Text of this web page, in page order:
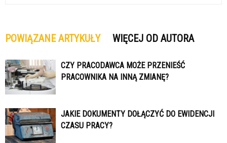
POWIĄZANE ARTYKUŁY WIĘCEJ OD AUTORA
CZY PRACODAWCA MOŻE PRZENIEŚĆ
PRACOWNIKA NA INNĄ ZMIANĘ?
JAKIE DOKUMENTY DOŁĄCZYĆ DO EWIDENCJI
CZASU PRACY?